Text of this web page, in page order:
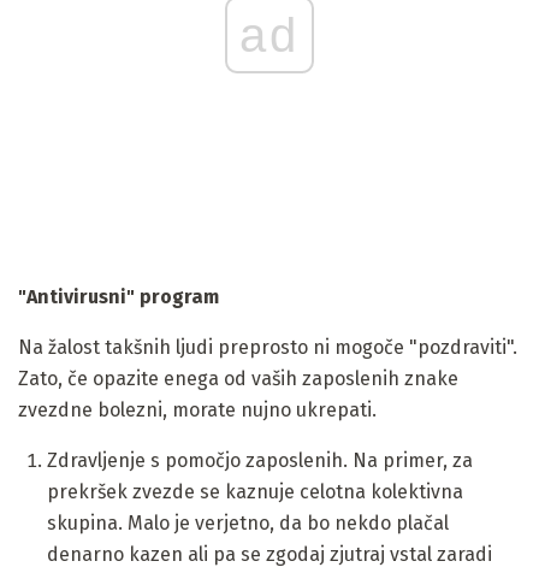
ad
"Antivirusni" program
Na žalost takšnih ljudi preprosto ni mogoče "pozdraviti".
Zato, če opazite enega od vaših zaposlenih znake
zvezdne bolezni, morate nujno ukrepati.
Zdravljenje s pomočjo zaposlenih. Na primer, za
prekršek zvezde se kaznuje celotna kolektivna
skupina. Malo je verjetno, da bo nekdo plačal
denarno kazen ali pa se zgodaj zjutraj vstal zaradi